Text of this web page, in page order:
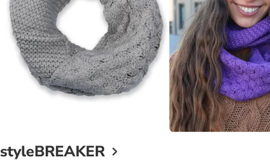
styleBREAKER